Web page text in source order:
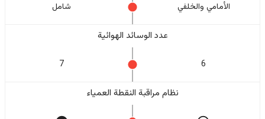
الأمامي والخلفي شامل
عدد الوسائد الهوائية
6
7
نظام مراقبة النقطة العمياء